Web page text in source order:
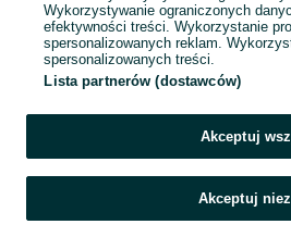
Wykorzystywanie ograniczonych
efektywności treści. Wykorzystanie
spersonalizowanych reklam.
spersonalizowanych treści.
Lista partnerów (dostawców)
Akceptuj
Akceptuj